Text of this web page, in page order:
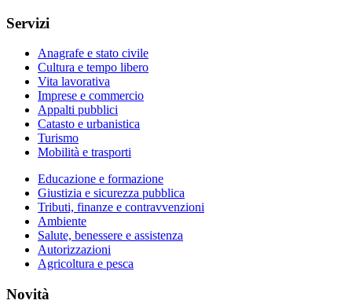
Servizi
Anagrafe e stato civile
Cultura e tempo libero
Vita lavorativa
Imprese e commercio
Appalti pubblici
Catasto e urbanistica
Turismo
Mobilità e trasporti
Educazione e formazione
Giustizia e sicurezza pubblica
Tributi, finanze e contravvenzioni
Ambiente
Salute, benessere e assistenza
Autorizzazioni
Agricoltura e pesca
Novità